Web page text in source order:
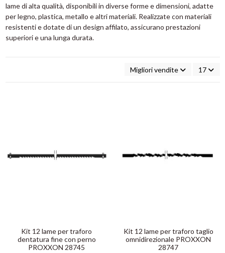
lame di alta qualità, disponibili in diverse forme e dimensioni, adatte
per legno, plastica, metallo e altri materiali. Realizzate con materiali
resistenti e dotate di un design affilato, assicurano prestazioni
superiori e una lunga durata.
Migliori vendite 17
Kit 12 lame per traforo
dentatura fine con perno
PROXXON 28745
Kit 12 lame per traforo taglio
omnidirezionale PROXXON
28747